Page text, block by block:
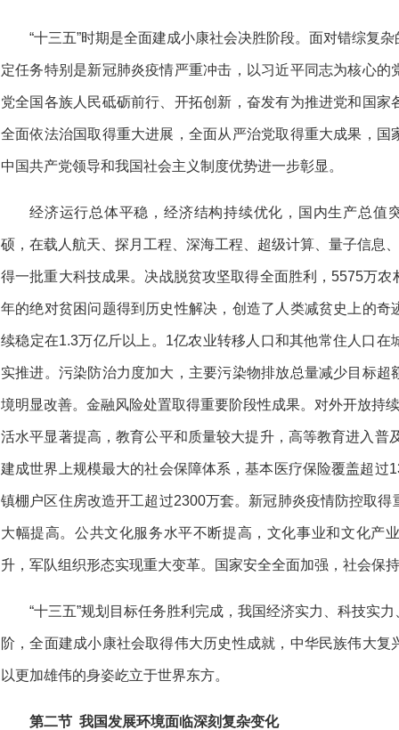
“十三五”时期是全面建成小康社会决胜阶段。面对错综复
定任务特别是新冠肺炎疫情严重冲击，以习近平同志为核心
党全国各族人民砥砺前行、开拓创新，奋发有为推进党和国
全面依法治国取得重大进展，全面从严治党取得重大成果，
中国共产党领导和我国社会主义制度优势进一步彰显。
经济运行总体平稳，经济结构持续优化，国内生产总值
硕，在载人航天、探月工程、深海工程、超级计算、量子信息
得一批重大科技成果。决战脱贫攻坚取得全面胜利，5575万
年的绝对贫困问题得到历史性解决，创造了人类减贫史上的
续稳定在1.3万亿斤以上。1亿农业转移人口和其他常住人口
实推进。污染防治力度加大，主要污染物排放总量减少目标
境明显改善。金融风险处置取得重要阶段性成果。对外开放持
活水平显著提高，教育公平和质量较大提升，高等教育进入普
建成世界上规模最大的社会保障体系，基本医疗保险覆盖超过
镇棚户区住房改造开工超过2300万套。新冠肺炎疫情防控取
大幅提高。公共文化服务水平不断提高，文化事业和文化产
升，军队组织形态实现重大变革。国家安全全面加强，社会保
“十三五”规划目标任务胜利完成，我国经济实力、科技实
阶，全面建成小康社会取得伟大历史性成就，中华民族伟大
以更加雄伟的身姿屹立于世界东方。
第二节 我国发展环境面临深刻复杂变化